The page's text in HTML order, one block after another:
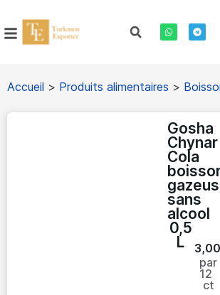
Accueil > Produits alimentaires >
Gosha
Chynar
Cola
sans
alcool
0,5
L
3,00
par
12
ct